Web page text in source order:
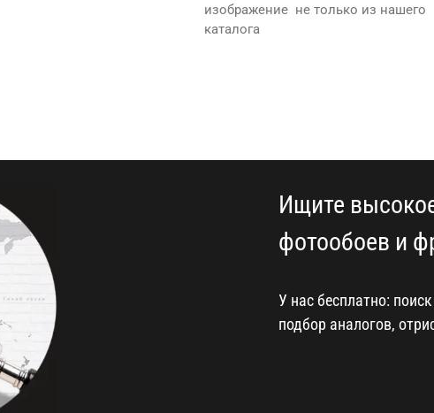
изображение не только из нашего
каталога
Ищите
фотообоев и
У нас бесплатно:
подбор аналогов,